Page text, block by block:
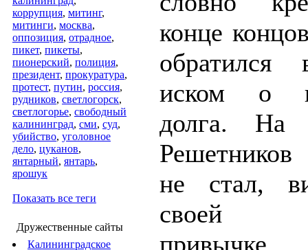
коррупция, митинг,
митинги, москва,
оппозиция, отрадное,
пикет, пикеты,
пионерский, полиция,
президент, прокуратура,
протест, путин, россия,
рудников, светлогорск,
светлогорье, свободный
калининград, сми, суд,
убийство, уголовное
дело, цуканов,
янтарный, янтарь,
ярошук
Показать все теги
Дружественные сайты
Калининградское
конце
иском о
долга. На
не стал,
своей
привычке,